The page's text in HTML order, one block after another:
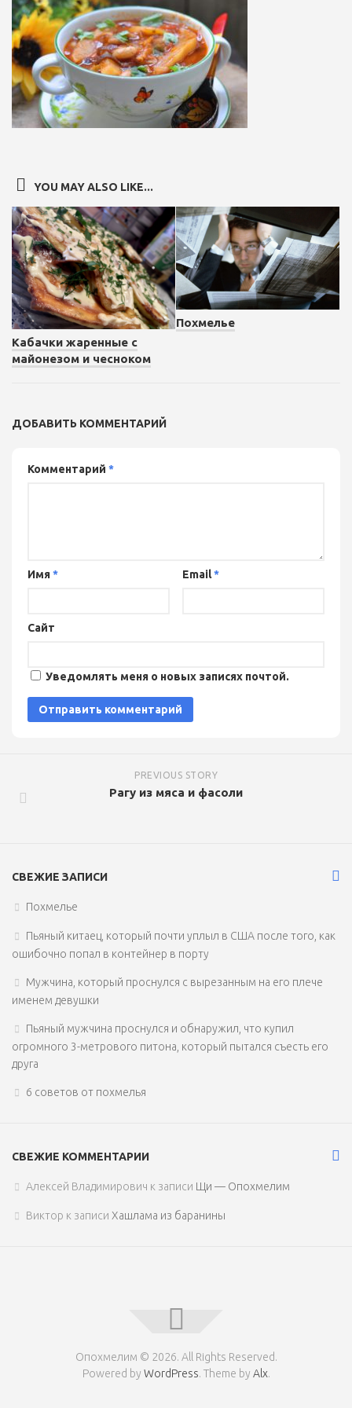
YOU MAY ALSO LIKE...
Кабачки жаренные с
майонезом и чесноком
Похмелье
ДОБАВИТЬ КОММЕНТАРИЙ
Комментарий *
Имя* Email*
Сайт
Уведомлять меня о новых записях почтой.
PREVIOUS STORY
Рагу из мяса и фасоли
СВЕЖИЕ ЗАПИСИ
Похмелье
Пьяный китаец, который почти уплыл в США после того, как
ошибочно попал в контейнер в порту
Мужчина, который проснулся с вырезанным на его плече
именем девушки
Пьяный мужчина проснулся и обнаружил, что купил
огромного 3-метрового питона, который пытался съесть его
друга
6 советов от похмелья
СВЕЖИЕ КОММЕНТАРИИ
Алексей Владимирович к записи Щи — Опохмелим
Виктор к записи Хашлама из баранины
Опохмелим © 2026. All Rights Reserved.
Powered by WordPress. Theme by Alx.